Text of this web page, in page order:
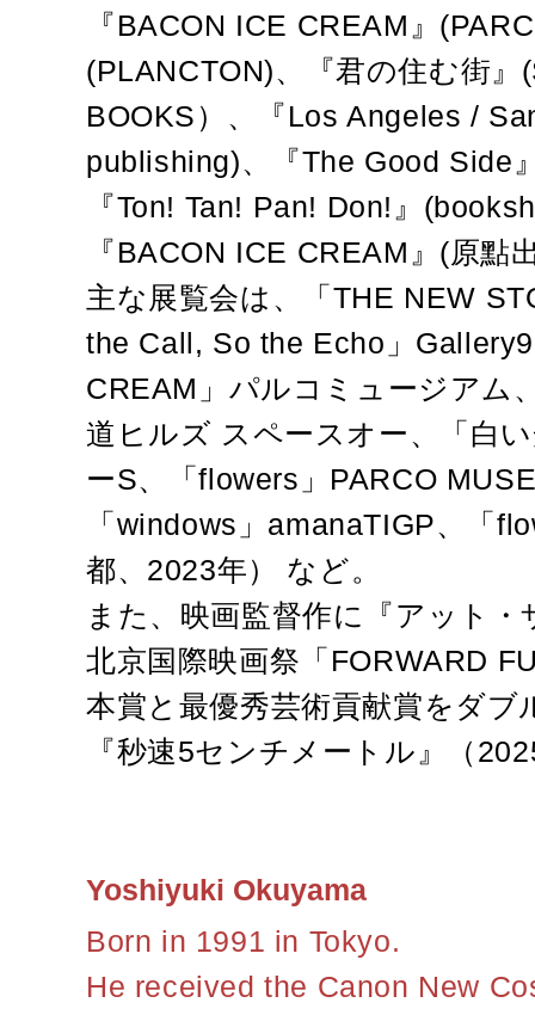
『BACON ICE CREAM』
(PLANCTON)、『君の住む街』
BOOKS）、『Los Angeles /
publishing)、『The Good Side
『Ton! Tan! Pan! Don!』
『BACON ICE CREAM』(原點
主な展覧会は、「THE NEW
the Call, So the Echo」
CREAM」パルコミュージアム
道ヒルズ スペースオー、「白
ーS、「flowers」PARCO
「windows」amanaTIGP、「
都、2023年） など。
また、映画監督作に『アット
北京国際映画祭「FORWARD
本賞と最優秀芸術貢献賞をダブ
『秒速5センチメートル』（
Yoshiyuki Okuyama
Born in 1991 in Tokyo.
He received the Canon New